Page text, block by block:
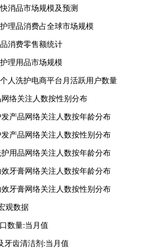
消品市场规模及预测
理品消费占全球市场规模
消费零售额统计
理用品市场规模
人洗护电商平台月活跃用户数量
络关注人数按性别分布
产品网络关注人数按年龄分布
产品网络关注人数按性别分布
用品网络关注人数按年龄分布
牙膏网络关注人数按年龄分布
牙膏网络关注人数按性别分布
观数据
数量:当月值
牙齿清洁剂:当月值